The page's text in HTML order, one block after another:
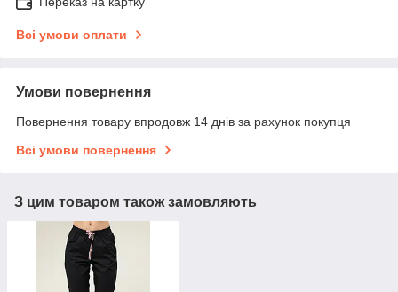
Всі умови оплати
Умови повернення
Повернення товару впродовж 14 днів за рахунок покупця
Всі умови повернення
З цим товаром також замовляють